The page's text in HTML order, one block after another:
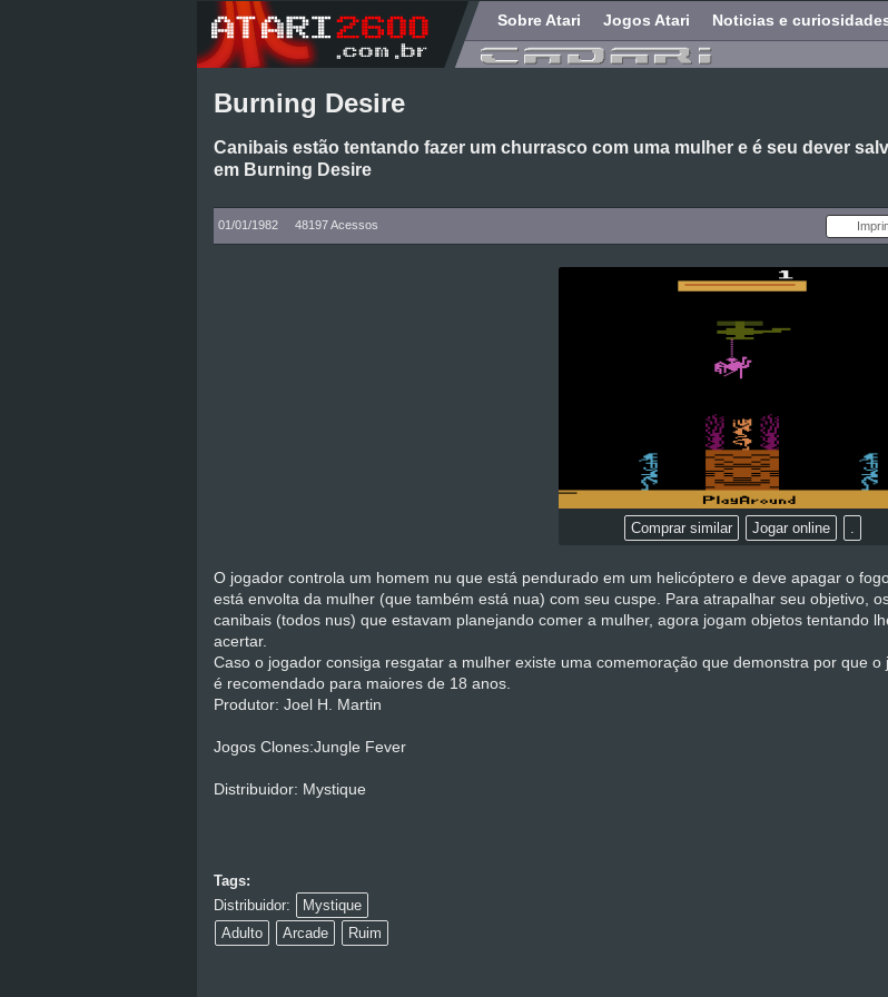
Sobre Atari Jogos Atari Noticias e
Burning Desire
Canibais estão tentando fazer um churrasco com uma mulher e é seu dever
em Burning Desire
01/01/1982 48197 Acessos
Comprar similar Jogar online
O jogador controla um homem nu que está pendurado em um helicóptero e deve apagar o
está envolta da mulher (que também está nua) com seu cuspe. Para atrapalhar seu objetivo,
canibais (todos nus) que estavam planejando comer a mulher, agora jogam objetos tentando
acertar.
Caso o jogador consiga resgatar a mulher existe uma comemoração que demonstra por que o
é recomendado para maiores de 18 anos.
Produtor: Joel H. Martin
Jogos Clones:Jungle Fever
Distribuidor: Mystique
Tags:
Distribuidor:
Mystique
Adulto
Arcade Ruim